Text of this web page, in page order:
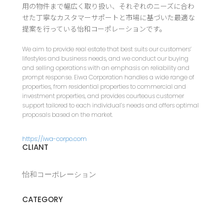
用の物件まで幅広く取り扱い、それぞれのニーズに合わ
せた丁寧なカスタマーサポートと市場に基づいた最適な
提案を行っている怡和コーポレーションです。
We aim to provide real estate that best suits our customers’
lifestyles and business needs, and we conduct our buying
and selling operations with an emphasis on reliability and
prompt response. Eiwa Corporation handles a wide range of
properties, from residential properties to commercial and
investment properties, and provides courteous customer
support tailored to each individual’s needs and offers optimal
proposals based on the market.
https://iwa-corpo.com
CLIANT
怡和コーポレーション
CATEGORY